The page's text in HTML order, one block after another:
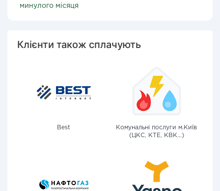
минулого місяця
Клієнти також сплачують
Best
Комунальні послуги м.Київ
(ЦКС, КТЕ, КВК...)